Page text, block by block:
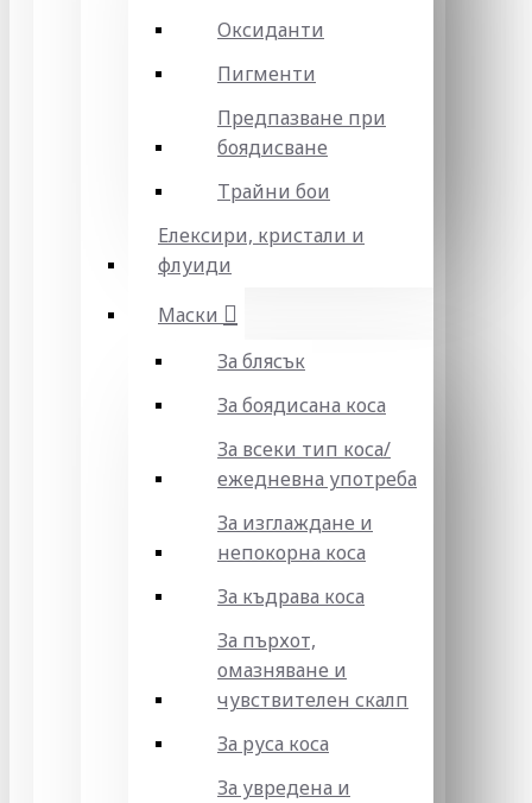
Оксиданти
Пигменти
Предпазване при
боядисване
Трайни бои
Елексири, кристали и
флуиди
Маски
За блясък
За боядисана коса
За всеки тип коса/
ежедневна употреба
За изглаждане и
непокорна коса
За къдрава коса
За пърхот,
омазняване и
чувствителен скалп
За руса коса
За увредена и